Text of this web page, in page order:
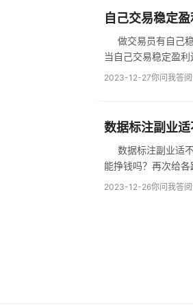
自己交易稳定盈
做交易员有自己稳
2023-12-27你问我答
数据标注副业适
数据标注副业适不
2023-12-26你问我答